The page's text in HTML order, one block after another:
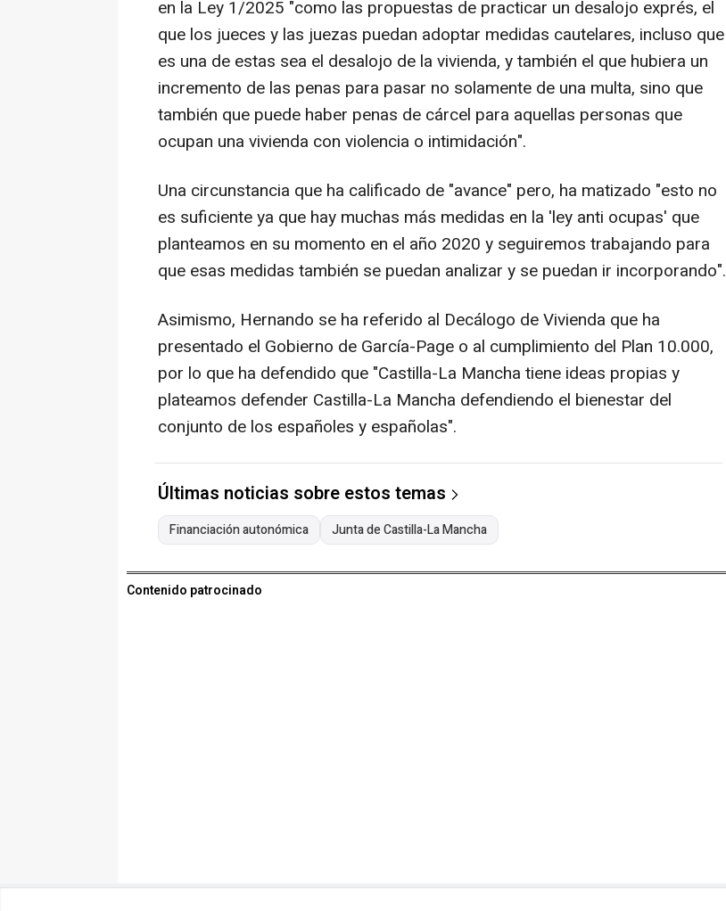
en la Ley 1/2025 "como las propuestas de practicar un desalojo exprés, el
que los jueces y las juezas puedan adoptar medidas cautelares, incluso que
es una de estas sea el desalojo de la vivienda, y también el que hubiera un
incremento de las penas para pasar no solamente de una multa, sino que
también que puede haber penas de cárcel para aquellas personas que
ocupan una vivienda con violencia o intimidación".
Una circunstancia que ha calificado de "avance" pero, ha matizado "esto no
es suficiente ya que hay muchas más medidas en la 'ley anti ocupas' que
planteamos en su momento en el año 2020 y seguiremos trabajando para
que esas medidas también se puedan analizar y se puedan ir incorporando".
Asimismo, Hernando se ha referido al Decálogo de Vivienda que ha
presentado el Gobierno de García-Page o al cumplimiento del Plan 10.000,
por lo que ha defendido que "Castilla-La Mancha tiene ideas propias y
plateamos defender Castilla-La Mancha defendiendo el bienestar del
conjunto de los españoles y españolas".
Últimas noticias sobre estos temas
Financiación autonómica Junta de Castilla-La Mancha
Contenido patrocinado